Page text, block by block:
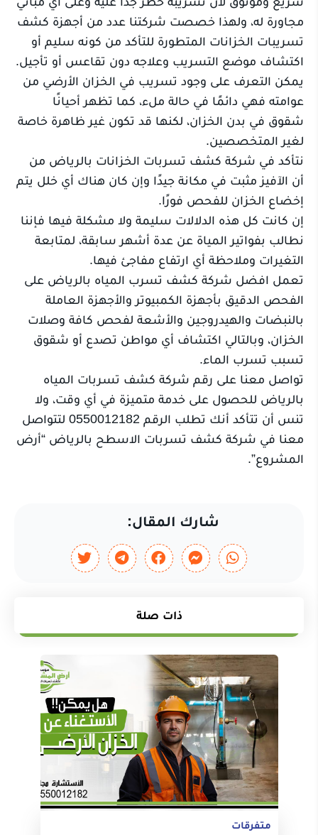
مجاورة له، ولهذا خصصت شركتنا عدد من أجهزة كشف
تسريبات الخزانات المتطورة للتأكد من كونه سليم أو
اكتشاف موضع التسريب وعلاجه دون تقاعس أو تأجيل.
يمكن التعرف على وجود تسريب في الخزان الأرضي من
عوامته فهي دائمًا في حالة ملء، كما تظهر أحيانًا
شقوق في بدن الخزان، لكنها قد تكون غير ظاهرة خاصة
لغير المتخصصين.
نتأكد في شركة كشف تسربات الخزانات بالرياض من
أن الآفيز مثبت في مكانة جيدًا وإن كان هناك أي خلل يتم
إخضاع الخزان للفحص فورًا.
إن كانت كل هذه الدلالات سليمة ولا مشكلة فيها فإننا
نطالب بفواتير المياة عن عدة أشهر سابقة، لمتابعة
التغيرات وملاحظة أي ارتفاع مفاجئ فيها.
تعمل افضل شركة كشف تسرب المياه بالرياض على
الفحص الدقيق بأجهزة الكمبيوتر والأجهزة العاملة
بالنبضات والهيدروجين والأشعة لفحص كافة وصلات
الخزان، وبالتالي اكتشاف أي مواطن تصدع أو شقوق
تسبب تسرب الماء.
تواصل معنا على رقم شركة كشف تسربات المياه
بالرياض للحصول على خدمة متميزة في أي وقت، ولا
تنس أن تتأكد أنك تطلب الرقم 0550012182 لتتواصل
معنا في شركة كشف تسربات الاسطح بالرياض “أرض
المشروع”.
شارك المقال:
ذات صلة
متفرقات